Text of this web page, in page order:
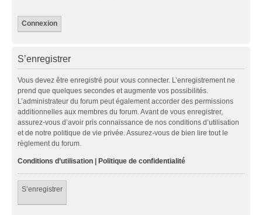
S’enregistrer
Vous devez être enregistré pour vous connecter. L’enregistrement ne
prend que quelques secondes et augmente vos possibilités.
L’administrateur du forum peut également accorder des permissions
additionnelles aux membres du forum. Avant de vous enregistrer,
assurez-vous d’avoir pris connaissance de nos conditions d’utilisation
et de notre politique de vie privée. Assurez-vous de bien lire tout le
règlement du forum.
Conditions d’utilisation | Politique de confidentialité
S’enregistrer